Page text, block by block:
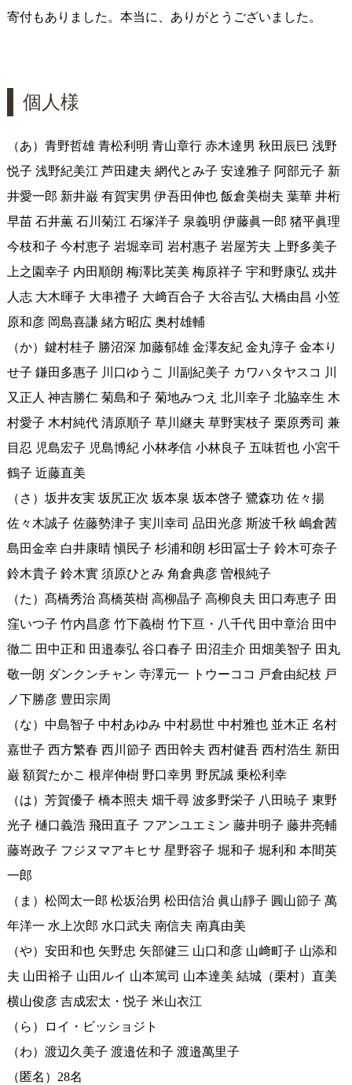
寄付もありました。本当に、ありがとうございました。
個人様
（あ）青野哲雄 青松利明 青山章行 赤木達男 秋田辰巳 浅野
悦子 浅野紀美江 芦田建夫 網代とみ子 安達雅子 阿部元子 新
井愛一郎 新井巌 有賀実男 伊吾田伸也 飯倉美樹夫 葉華 井桁
早苗 石井薫 石川菊江 石塚洋子 泉義明 伊藤眞一郎 猪平眞理
今枝和子 今村恵子 岩堀幸司 岩村惠子 岩屋芳夫 上野多美子
上之園幸子 内田順朗 梅澤比芙美 梅原祥子 宇和野康弘 戎井
人志 大木暉子 大串禮子 大﨑百合子 大谷吉弘 大橋由昌 小笠
原和彦 岡島喜謙 緒方昭広 奥村雄輔
（か）鍵村桂子 勝沼深 加藤郁雄 金澤友紀 金丸淳子 金本り
せ子 鎌田多惠子 川口ゆうこ 川副紀美子 カワハタヤスコ 川
又正人 神吉勝仁 菊島和子 菊地みつえ 北川幸子 北脇幸生 木
村愛子 木村純代 清原順子 草川継夫 草野実枝子 栗原秀司 兼
目忍 児島宏子 児島博紀 小林孝信 小林良子 五味哲也 小宮千
鶴子 近藤直美
（さ）坂井友実 坂尻正次 坂本泉 坂本啓子 鷺森功 佐々揚
佐々木誠子 佐藤勢津子 実川幸司 品田光彦 斯波千秋 嶋倉茜
島田金幸 白井康晴 愼民子 杉浦和朗 杉田冨士子 鈴木可奈子
鈴木貴子 鈴木實 須原ひとみ 角倉典彦 曽根純子
（た）髙橋秀治 髙橋英樹 高柳晶子 高柳良夫 田口寿恵子 田
窪いつ子 竹内昌彦 竹下義樹 竹下亘・八千代 田中章治 田中
徹二 田中正和 田邉泰弘 谷口春子 田沼圭介 田畑美智子 田丸
敬一朗 ダンクンチャン 寺澤元一 トウーココ 戸倉由紀枝 戸
ノ下勝彦 豊田宗周
（な）中島智子 中村あゆみ 中村易世 中村雅也 並木正 名村
嘉世子 西方繁春 西川節子 西田幹夫 西村健吾 西村浩生 新田
巌 額賀たかこ 根岸伸樹 野口幸男 野尻誠 乗松利幸
（は）芳賀優子 橋本照夫 畑千尋 波多野栄子 八田暁子 東野
光子 樋口義浩 飛田直子 フアンユエミン 藤井明子 藤井亮輔
藤嵜政子 フジヌマアキヒサ 星野容子 堀和子 堀利和 本間英
一郎
（ま）松岡太一郎 松坂治男 松田信治 眞山靜子 圓山節子 萬
年洋一 水上次郎 水口武夫 南信夫 南真由美
（や）安田和也 矢野忠 矢部健三 山口和彦 山﨑町子 山添和
夫 山田裕子 山田ルイ 山本篤司 山本達美 結城（栗村）直美
横山俊彦 吉成宏太・悦子 米山衣江
（ら）ロイ・ビッショジト
（わ）渡辺久美子 渡邉佐和子 渡邉萬里子
（匿名）28名